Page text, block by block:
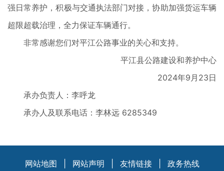
强日常养护，积极与交通执法部门对接，协助加强货运车辆
超限超载治理，全力保证车辆通行。
非常感谢您们对平江公路事业的关心和支持。
平江县公路建设和养护中心
2024年9月23日
承办负责人：李呼龙
承办人及联系电话：李林远 6285349
网站地图 网站声明 友情链接 政务热线